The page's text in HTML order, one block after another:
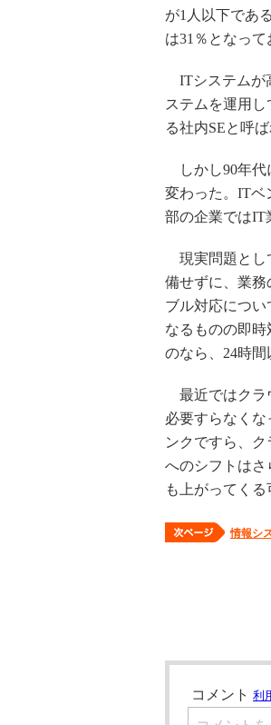
が1人以下であ
は31％となっ
ITシステムが
ステムを運用
る社内SEと呼
しかし90年代
変わった。ITベ
部の企業ではIT
現実問題とし
備せずに、業務
ブル対応につい
なるものの即
のなら、24時間
最近ではクラ
必要すらなく
ンクですら、
へのシフトはさ
も上がってくる
情報シ